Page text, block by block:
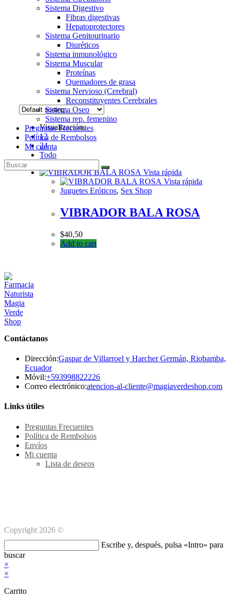
Sistema Digestivo
Fibras digestivas
Hepatoprotectores
Sistema Genitourinario
Diuréticos
Sistema inmunológico
Sistema Muscular
Proteínas
Quemadores de grasa
Sistema Nervioso (Cerebral)
Reconstituyentes Cerebrales
Sistema Oseo
Sistema rep. femenino
Preguntas Frecuentes
Política de Rembolsos
Mi cuenta
Visualización:
12
24
Todo
Vista rápida
Vista rápida
Juguetes Eróticos, Sex Shop
VIBRADOR BALA ROSA
$40,50
Add to cart
Contáctanos
Dirección:Gaspar de Villarroel y Harcher Germán, Riobamba,
Ecuador
Móvil:+593998822226Se
abre
Correo electrónico:atencion-al-cliente@magiaverdeshop.comSe
Links útiles
Preguntas Frecuentes
Política de Rembolsos
Envíos
Mi cuenta
Lista de deseos
Copyright 2026 ©
en
esta
web
Escribe y, después, pulsa «Intro» para
buscar
×
×
Carrito